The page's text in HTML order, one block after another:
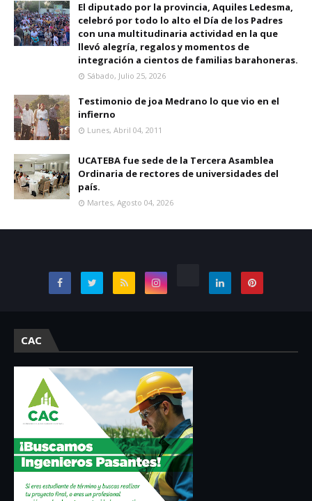
El diputado por la provincia, Aquiles Ledesma,
celebró por todo lo alto el Día de los Padres
con una multitudinaria actividad en la que
llevó alegría, regalos y momentos de
integración a cientos de familias barahoneras.
Sábado, Julio 25, 2026
Testimonio de joa Medrano lo que vio en el
infierno
Lunes, Abril 04, 2011
UCATEBA fue sede de la Tercera Asamblea
Ordinaria de rectores de universidades del
país.
Martes, Agosto 04, 2026
CAC